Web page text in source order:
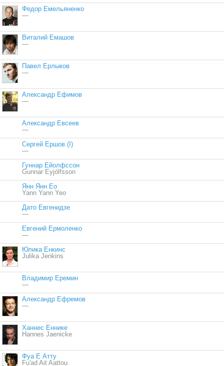
Федор Емельяненко
—
Виталий Емашов
—
Павел Ерлыков
—
Александр Ефимов
—
Александр Евсеев
—
Сергей Ершов (I)
—
Гуннар Ейолфссон
Gunnar Eyjólfsson
Янн Янн Ео
Yann Yann Yeo
Дато Евгенидзе
—
Евгений Ермоленко
—
Юлика Енкинс
Julika Jenkins
Владимир Еремин
—
Александр Ефремов
—
Ханнес Еннике
Hannes Jaenicke
Фуа Е Атту
Fu'ad Ait Aattou